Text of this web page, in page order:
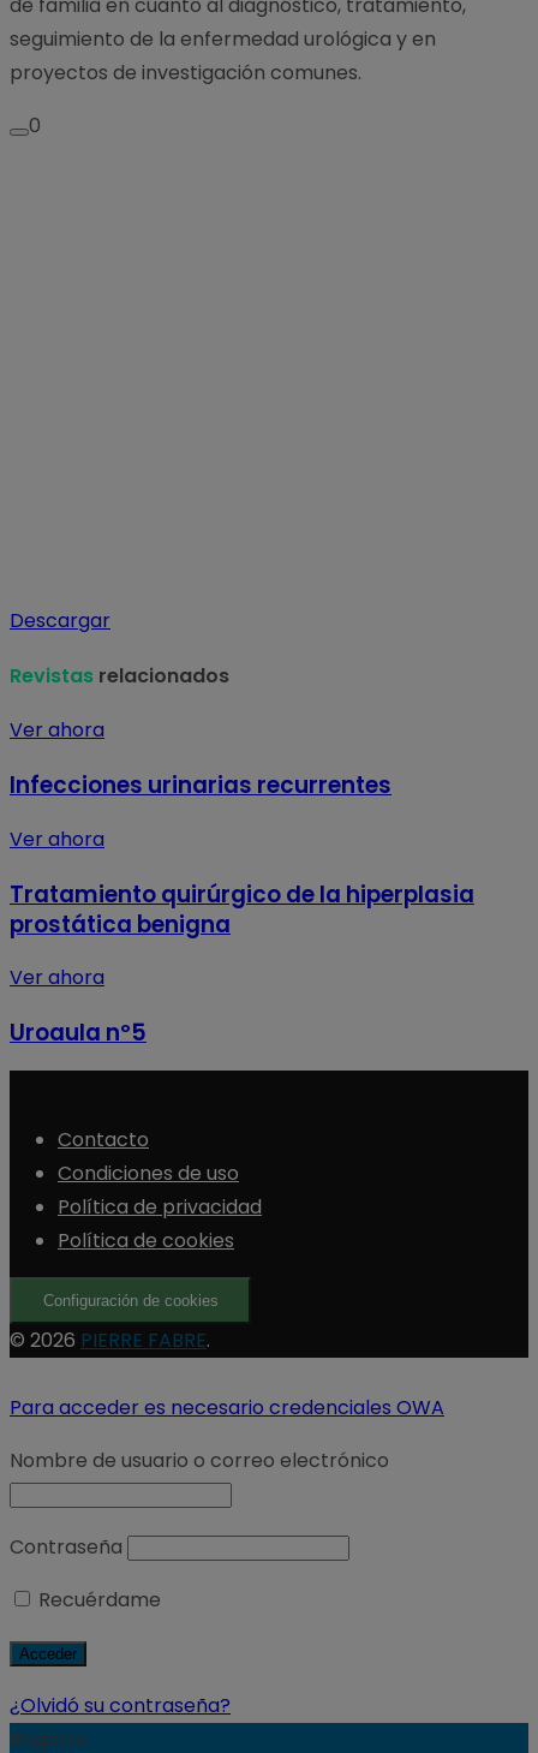
seguimiento de la enfermedad urológica y en
proyectos de investigación comunes.
0
Descargar
Revistas relacionados
Ver ahora
Infecciones urinarias recurrentes
Ver ahora
Tratamiento quirúrgico de la hiperplasia
prostática benigna
Ver ahora
Uroaula nº5
Contacto
Condiciones de uso
Política de privacidad
Política de cookies
Configuración de cookies
© 2026 PIERRE FABRE.
Para acceder es necesario credenciales OWA
Nombre de usuario o correo electrónico
Contraseña
Recuérdame
¿Olvidó su contraseña?
Registro